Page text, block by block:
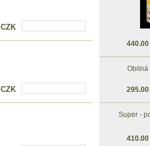
440.00
Obilná
295.00
Super -
410.00
CZK
CZK